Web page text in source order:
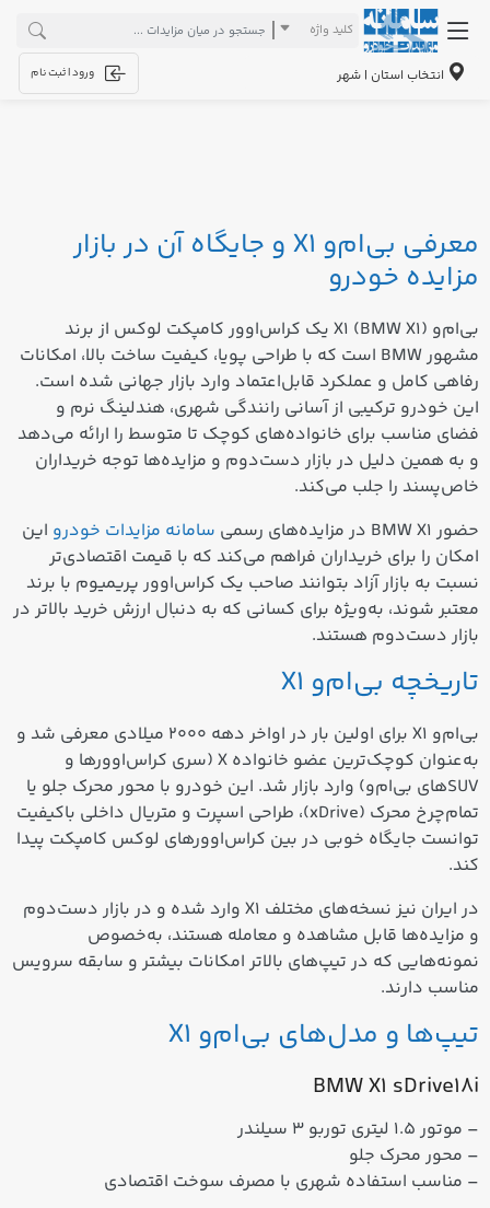
کلید واژه
انتخاب استان | شهر ورود | ثبت نام
معرفی بی‌ام‌و X1 و جایگاه آن در بازار
مزایده خودرو
بی‌ام‌و X1 (BMW X1) یک کراس‌اوور کامپکت لوکس از برند
مشهور BMW است که با طراحی پویا، کیفیت ساخت بالا، امکانات
رفاهی کامل و عملکرد قابل‌اعتماد وارد بازار جهانی شده است.
این خودرو ترکیبی از آسانی رانندگی شهری، هندلینگ نرم و
فضای مناسب برای خانواده‌های کوچک تا متوسط را ارائه می‌دهد
و به همین دلیل در بازار دست‌دوم و مزایده‌ها توجه خریداران
خاص‌پسند را جلب می‌کند.
حضور BMW X1 در مزایده‌های رسمی
سامانه مزایدات خودرو این
امکان را برای خریداران فراهم می‌کند که با قیمت اقتصادی‌تر
نسبت به بازار آزاد بتوانند صاحب یک کراس‌اوور پریمیوم با برند
معتبر شوند، به‌ویژه برای کسانی که به دنبال ارزش خرید بالاتر در
بازار دست‌دوم هستند.
تاریخچه بی‌ام‌و X1
بی‌ام‌و X1 برای اولین بار در اواخر دهه ۲۰۰۰ میلادی معرفی شد و
به‌عنوان کوچک‌ترین عضو خانواده X (سری کراس‌اوورها و
SUVهای بی‌ام‌و) وارد بازار شد. این خودرو با محور محرک جلو یا
تمام‌چرخ محرک (xDrive)، طراحی اسپرت و متریال داخلی باکیفیت
توانست جایگاه خوبی در بین کراس‌اوورهای لوکس کامپکت پیدا
کند.
در ایران نیز نسخه‌های مختلف X1 وارد شده و در بازار دست‌دوم
و مزایده‌ها قابل مشاهده و معامله هستند، به‌خصوص
نمونه‌هایی که در تیپ‌های بالاتر امکانات بیشتر و سابقه سرویس
مناسب دارند.
تیپ‌ها و مدل‌های بی‌ام‌و X1
BMW X1 sDrive18i
– موتور 1.5 لیتری توربو 3 سیلندر
– محور محرک جلو
– مناسب استفاده شهری با مصرف سوخت اقتصادی